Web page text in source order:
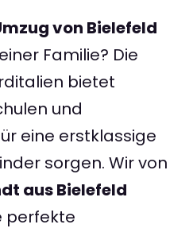
von Bielefeld
Familie? Die
bietet
und
eine erstklassige
sorgen. Wir von
aus Bielefeld
perfekte